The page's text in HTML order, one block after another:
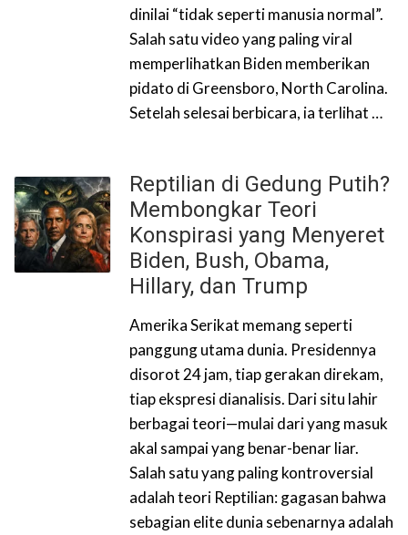
dinilai “tidak seperti manusia normal”.
Salah satu video yang paling viral
memperlihatkan Biden memberikan
pidato di Greensboro, North Carolina.
Setelah selesai berbicara, ia terlihat …
Reptilian di Gedung Putih?
Membongkar Teori
Konspirasi yang Menyeret
Biden, Bush, Obama,
Hillary, dan Trump
Amerika Serikat memang seperti
panggung utama dunia. Presidennya
disorot 24 jam, tiap gerakan direkam,
tiap ekspresi dianalisis. Dari situ lahir
berbagai teori—mulai dari yang masuk
akal sampai yang benar-benar liar.
Salah satu yang paling kontroversial
adalah teori Reptilian: gagasan bahwa
sebagian elite dunia sebenarnya adalah